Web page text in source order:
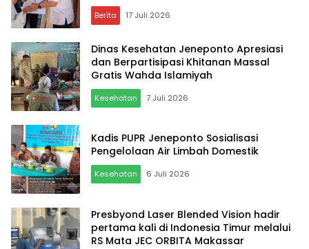
Berita 17 Juli 2026
Dinas Kesehatan Jeneponto Apresiasi
dan Berpartisipasi Khitanan Massal
Gratis Wahda Islamiyah
Kesehatan 7 Juli 2026
Kadis PUPR Jeneponto Sosialisasi
Pengelolaan Air Limbah Domestik
Kesehatan 6 Juli 2026
Presbyond Laser Blended Vision hadir
pertama kali di Indonesia Timur melalui
RS Mata JEC ORBITA Makassar